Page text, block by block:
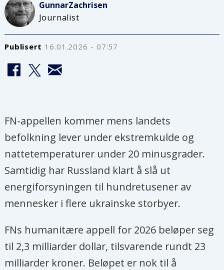
GunnarZachrisen
Journalist
Publisert 16.01.2026 - 07:57
FN-appellen kommer mens landets
befolkning lever under ekstremkulde og
nattetemperaturer under 20 minusgrader.
Samtidig har Russland klart å slå ut
energiforsyningen til hundretusener av
mennesker i flere ukrainske storbyer.
FNs humanitære appell for 2026 beløper seg
til 2,3 milliarder dollar, tilsvarende rundt 23
milliarder kroner. Beløpet er nok til å